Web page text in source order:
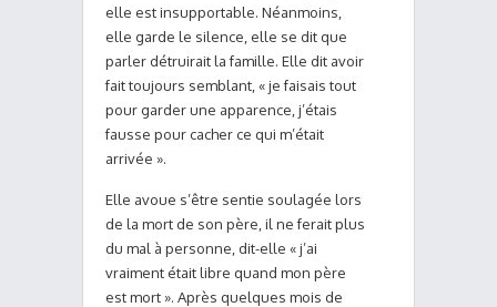
elle est insupportable. Néanmoins,
elle garde le silence, elle se dit que
parler détruirait la famille. Elle dit avoir
fait toujours semblant, « je faisais tout
pour garder une apparence, j’étais
fausse pour cacher ce qui m’était
arrivée ».
Elle avoue s’être sentie soulagée lors
de la mort de son père, il ne ferait plus
du mal à personne, dit-elle « j’ai
vraiment était libre quand mon père
est mort ». Après quelques mois de